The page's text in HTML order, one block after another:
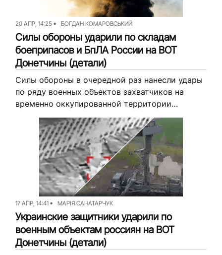
20 АПР, 14:25 БОГДАН КОМАРОВСЬКИЙ
Силы обороны ударили по складам
боеприпасов и БпЛА России на ВОТ
Донетчины (детали)
Силы обороны в очередной раз нанесли удары
по ряду военных объектов захватчиков на
временно оккупированной территории
Донетчины. На этот раз им удалось поразить
склад боеприпасов в районе Урзуфа, а вблизи...
17 АПР, 14:41 МАРІЯ САНАТАРЧУК
Украинские защитники ударили по
военным объектам россиян на ВОТ
Донетчины (детали)